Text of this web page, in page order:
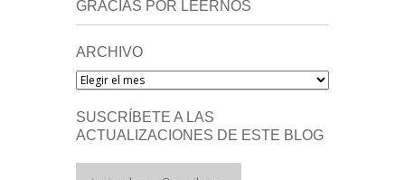
GRACIAS POR LEERNOS
ARCHIVO
Archivo
SUSCRÍBETE A LAS
ACTUALIZACIONES DE ESTE BLOG